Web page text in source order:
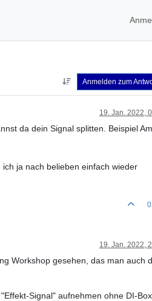
Anmelden zum
19. Jan. 2022,
da dein Signal splitten. Beispiel
ja nach belieben einfach wieder
0
19. Jan. 2022,
Workshop gesehen, das man auch
Signal" aufnehmen ohne DI-Box,